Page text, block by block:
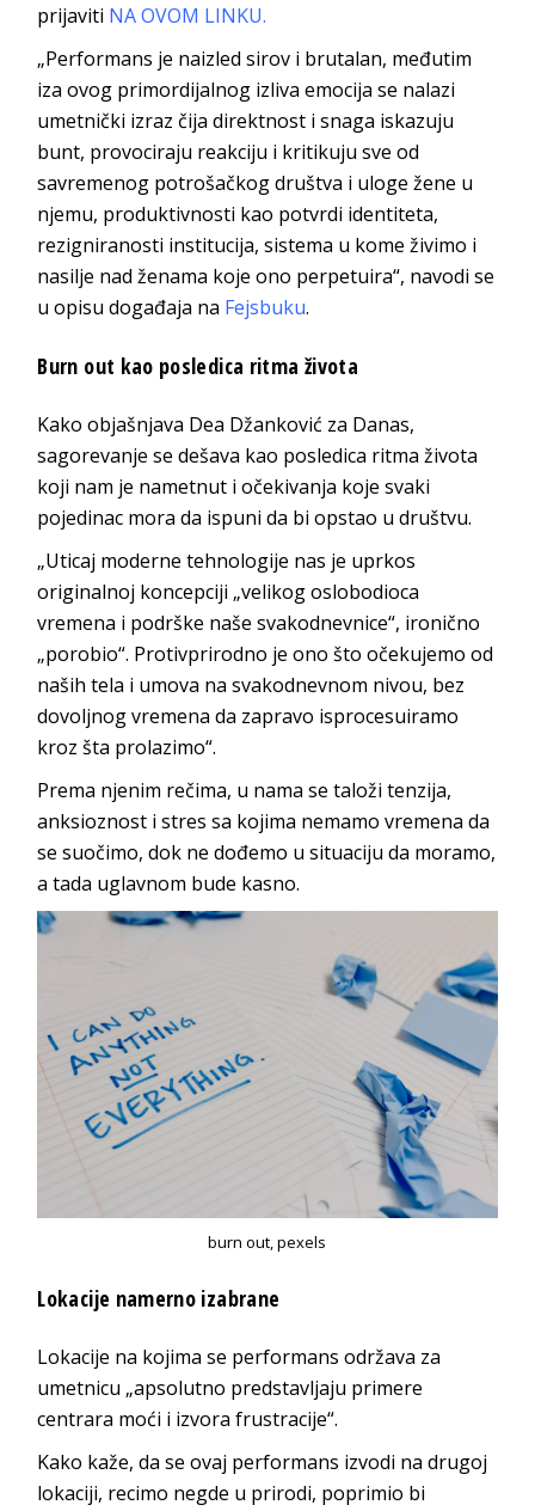
prijaviti NA OVOM LINKU.
„Performans je naizled sirov i brutalan, međutim
iza ovog primordijalnog izliva emocija se nalazi
umetnički izraz čija direktnost i snaga iskazuju
bunt, provociraju reakciju i kritikuju sve od
savremenog potrošačkog društva i uloge žene u
njemu, produktivnosti kao potvrdi identiteta,
rezigniranosti institucija, sistema u kome živimo i
nasilje nad ženama koje ono perpetuira“, navodi se
u opisu događaja na Fejsbuku.
Burn out kao posledica ritma života
Kako objašnjava Dea Džanković za Danas,
sagorevanje se dešava kao posledica ritma života
koji nam je nametnut i očekivanja koje svaki
pojedinac mora da ispuni da bi opstao u društvu.
„Uticaj moderne tehnologije nas je uprkos
originalnoj koncepciji „velikog oslobodioca
vremena i podrške naše svakodnevnice“, ironično
„porobio“. Protivprirodno je ono što očekujemo od
naših tela i umova na svakodnevnom nivou, bez
dovoljnog vremena da zapravo isprocesuiramo
kroz šta prolazimo“.
Prema njenim rečima, u nama se taloži tenzija,
anksioznost i stres sa kojima nemamo vremena da
se suočimo, dok ne dođemo u situaciju da moramo,
a tada uglavnom bude kasno.
burn out, pexels
Lokacije namerno izabrane
Lokacije na kojima se performans održava za
umetnicu „apsolutno predstavljaju primere
centrara moći i izvora frustracije“.
Kako kaže, da se ovaj performans izvodi na drugoj
lokaciji, recimo negde u prirodi, poprimio bi